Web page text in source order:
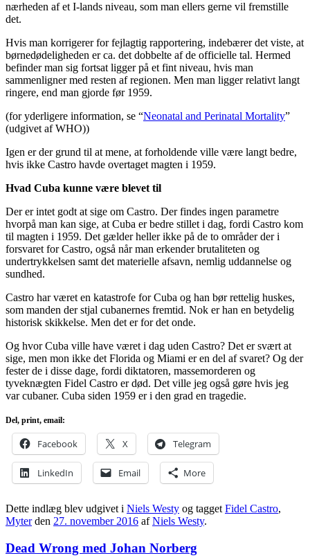
nærheden af et I-lands niveau, som man ellers gerne vil fremstille
det.
Hvis man korrigerer for fejlagtig rapportering, indebærer det viste, at
børnedødeligheden er ca. det dobbelte af de officielle tal. Hermed
befinder man sig fortsat ligger på et fint niveau, hvis man
sammenligner med resten af regionen. Men man ligger relativt langt
ringere, end man gjorde før 1959.
(for yderligere information, se “Neonatal and Perinatal Mortality”
(udgivet af WHO))
Igen er der grund til at mene, at forholdende ville være langt bedre,
hvis ikke Castro havde overtaget magten i 1959.
Hvad Cuba kunne være blevet til
Der er intet godt at sige om Castro. Der findes ingen parametre
hvorpå man kan sige, at Cuba er bedre stillet i dag, fordi Castro kom
til magten i 1959. Det gælder heller ikke på de to områder der i
forsvaret for Castro, også når man erkender brutaliteten og
undertrykkelsen samt det materielle afsavn, nemlig uddannelse og
sundhed.
Castro har været en katastrofe for Cuba og han bør rettelig huskes,
som manden der stjal cubanernes fremtid. Nok er han en betydelig
historisk skikkelse. Men det er for det onde.
Og hvor Cuba ville have været i dag uden Castro? Det er svært at
sige, men mon ikke det Florida og Miami er en del af svaret? Og der
fester de i disse dage, fordi diktatoren, massemorderen og
tyveknægten Fidel Castro er død. Det ville jeg også gøre hvis jeg
var cubaner. Cuba siden 1959 er i den grad en tragedie.
Del, print, email:
Facebook X Telegram
LinkedIn Email More
Dette indlæg blev udgivet i Niels Westy og taggetFidel Castro,
Myterden 27. november 2016 afNiels Westy.
Dead Wrong med Johan Norberg